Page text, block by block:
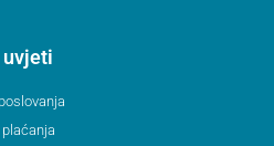
uvjeti